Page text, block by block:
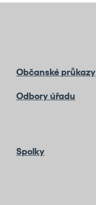
Občanské průkazy
Odbory úřadu
Spolky